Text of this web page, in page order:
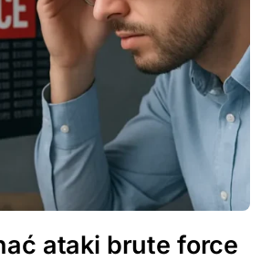
ataki brute force